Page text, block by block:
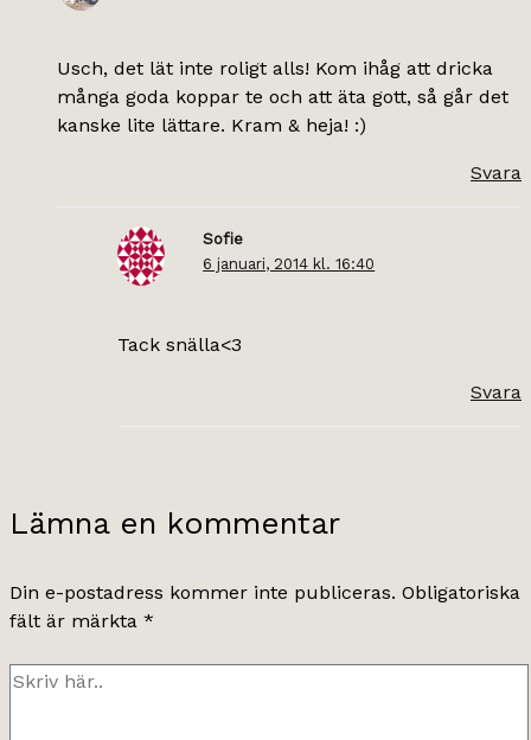
Usch, det lät inte roligt alls! Kom ihåg att dricka
många goda koppar te och att äta gott, så går det
kanske lite lättare. Kram & heja! :)
Svara
Sofie
6 januari, 2014 kl. 16:40
Tack snälla<3
Svara
Lämna en kommentar
Din e-postadress kommer inte publiceras. Obligatoriska
fält är märkta *
Skriv